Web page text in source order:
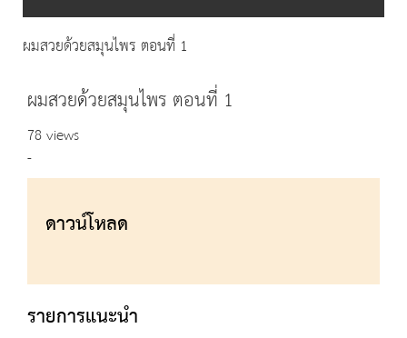
ผมสวยด้วยสมุนไพร ตอนที่ 1
ผมสวยด้วยสมุนไพร ตอนที่ 1
78 views
-
ดาวน์โหลด
รายการแนะนำ